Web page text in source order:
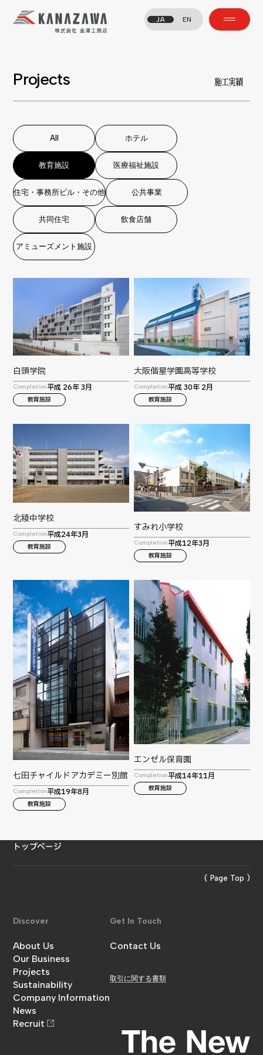
JA EN
Projects 施工実績
All
ホテル
教育施設
医療福祉施設
住宅・事務所ビル・その他
住宅・事務所ビル・その他
公共事業
共同住宅
飲食店舗
アミューズメント施設
アミューズメント施設
白頭学院
Completion平成 26年 3月
教育施設
大阪偕星学園高等学校
Completion平成 30年 2月
教育施設
北稜中学校
Completion平成24年3月
教育施設
すみれ小学校
Completion平成12年3月
教育施設
七田チャイルドアカデミー別館
Completion平成19年8月
教育施設
エンゼル保育園
Completion平成14年11月
教育施設
トップページ
( Page Top )
Discover
About Us
金澤工務店について
Our Business
事業内容
Projects
施工実績
Sustainability
サステナビリティ
Company Information
企業情報
News
お知らせ
Recruit
Get In Touch
Contact Us
取引に関する書類